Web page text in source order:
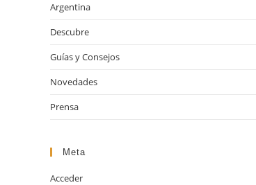
Argentina
Descubre
Guías y Consejos
Novedades
Prensa
Meta
Acceder